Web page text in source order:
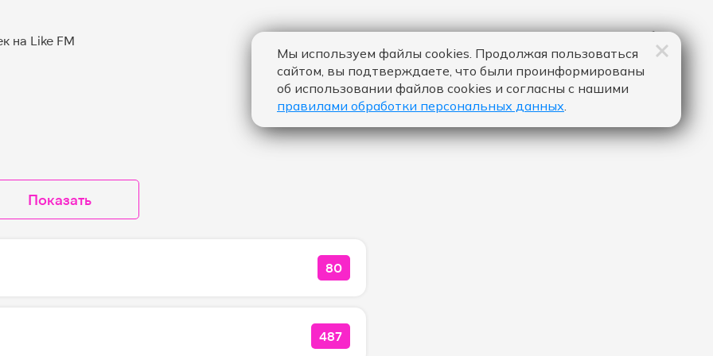
Показать
КОЛИЧЕСТВО ЛАЙКОВ ЗА "DEJA VU - JONY":
80
КОЛИЧЕСТВО ЛАЙКОВ ЗА "STAY - LEONY & CALUM SCOTT":
487
Мы используем файлы cookies. Продолжая пользоваться
сайтом, вы подтверждаете, что были проинформированы
об использовании файлов cookies и согласны с нашими
правилами обработки персональных данных.